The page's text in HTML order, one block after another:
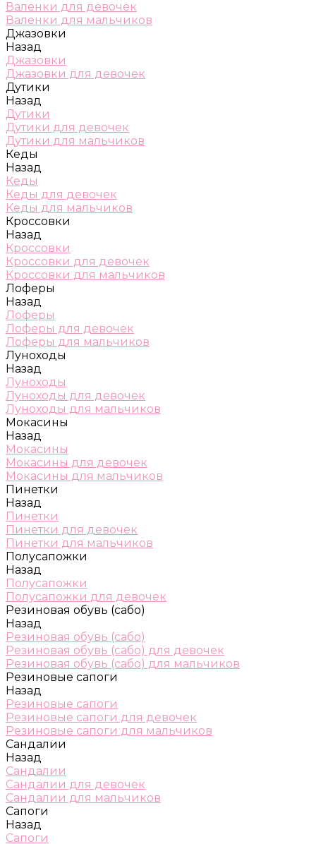
Валенки для девочек
Валенки для мальчиков
Джазовки
Назад
Джазовки
Джазовки для девочек
Дутики
Назад
Дутики
Дутики для девочек
Дутики для мальчиков
Кеды
Назад
Кеды
Кеды для девочек
Кеды для мальчиков
Кроссовки
Назад
Кроссовки
Кроссовки для девочек
Кроссовки для мальчиков
Лоферы
Назад
Лоферы
Лоферы для девочек
Лоферы для мальчиков
Луноходы
Назад
Луноходы
Луноходы для девочек
Луноходы для мальчиков
Мокасины
Назад
Мокасины
Мокасины для девочек
Мокасины для мальчиков
Пинетки
Назад
Пинетки
Пинетки для девочек
Пинетки для мальчиков
Полусапожки
Назад
Полусапожки
Полусапожки для девочек
Резиновая обувь (сабо)
Назад
Резиновая обувь (сабо)
Резиновая обувь (сабо) для девочек
Резиновая обувь (сабо) для мальчиков
Резиновые сапоги
Назад
Резиновые сапоги
Резиновые сапоги для девочек
Резиновые сапоги для мальчиков
Сандалии
Назад
Сандалии
Сандалии для девочек
Сандалии для мальчиков
Сапоги
Назад
Сапоги